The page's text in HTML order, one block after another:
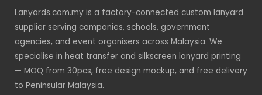
Lanyards.com.my is a factory-connected custom lanyard
supplier serving companies, schools, government
agencies, and event organisers across Malaysia. We
specialise in heat transfer and silkscreen lanyard printing
— MOQ from 30pcs, free design mockup, and free delivery
to Peninsular Malaysia.